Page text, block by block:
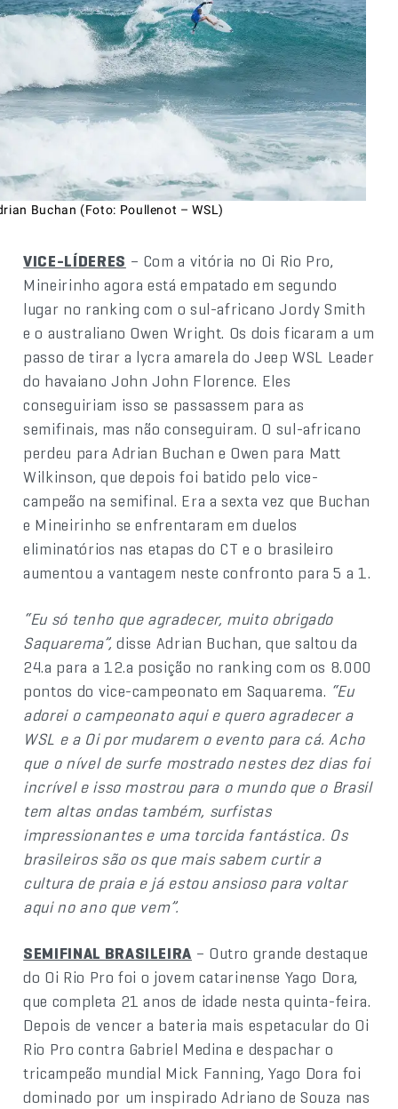
Buchan (Foto: Poullenot – WSL)
VICE-LÍDERES – Com a vitória no Oi Rio Pro,
Mineirinho agora está empatado em segundo
lugar no ranking com o sul-africano Jordy Smith
e o australiano Owen Wright. Os dois ficaram a um
passo de tirar a lycra amarela do Jeep WSL Leader
do havaiano John John Florence. Eles
conseguiriam isso se passassem para as
semifinais, mas não conseguiram. O sul-africano
perdeu para Adrian Buchan e Owen para Matt
Wilkinson, que depois foi batido pelo vice-
campeão na semifinal. Era a sexta vez que Buchan
e Mineirinho se enfrentaram em duelos
eliminatórios nas etapas do CT e o brasileiro
aumentou a vantagem neste confronto para 5 a 1.
“Eu só tenho que agradecer, muito obrigado
Saquarema”, disse Adrian Buchan, que saltou da
24.a para a 12.a posição no ranking com os 8.000
pontos do vice-campeonato em Saquarema. “Eu
adorei o campeonato aqui e quero agradecer a
WSL e a Oi por mudarem o evento para cá. Acho
que o nível de surfe mostrado nestes dez dias foi
incrível e isso mostrou para o mundo que o Brasil
tem altas ondas também, surfistas
impressionantes e uma torcida fantástica. Os
brasileiros são os que mais sabem curtir a
cultura de praia e já estou ansioso para voltar
aqui no ano que vem”.
SEMIFINAL BRASILEIRA – Outro grande destaque
do Oi Rio Pro foi o jovem catarinense Yago Dora,
que completa 21 anos de idade nesta quinta-feira.
Depois de vencer a bateria mais espetacular do Oi
Rio Pro contra Gabriel Medina e despachar o
tricampeão mundial Mick Fanning, Yago Dora foi
dominado por um inspirado Adriano de Souza nas